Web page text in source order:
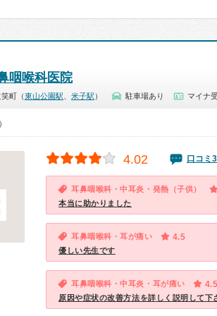
咽喉科医院
町（東山公園駅 米子駅 ） 駐車場あり マイナ
4.02 口コミ
耳鼻咽喉科・中耳炎・発熱（子供）
本当に助かりました
耳鼻咽喉科・耳が痛い 4.5
優しい先生です
耳鼻咽喉科・中耳炎・耳が痛い 4.5
原因や症状の改善方法を詳しく説明して下